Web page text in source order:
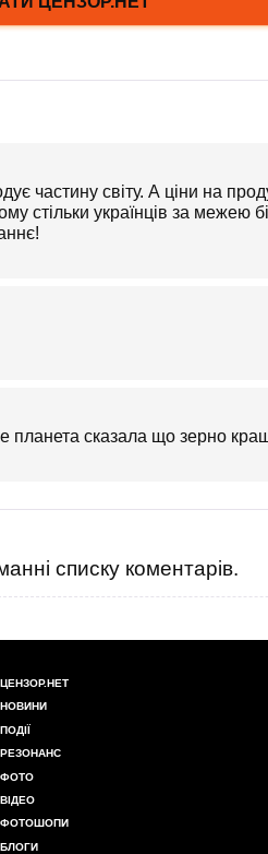
частину світу. А ціни на
стільки українців за межею
планета сказала що зерно
списку коментарів.
ЦЕНЗОР.НЕТ
НОВИНИ
ПОДІЇ
РЕЗОНАНС
ФОТО
ВІДЕО
ФОТОШОПИ
БЛОГИ